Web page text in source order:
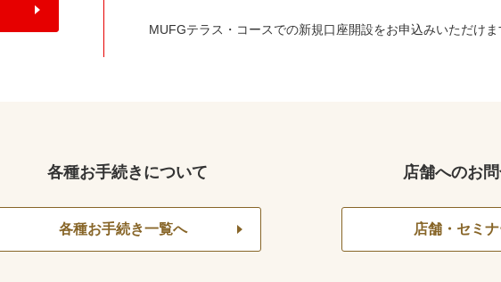
MUFGテラス・コースでの新規口座開設をお申込みいただけま
各種お手続きについて
各種お手続き一覧へ
店舗へのお
店舗・セミ